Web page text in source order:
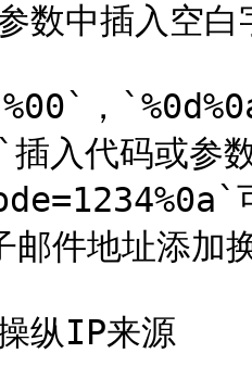
数中插入空白
，
入代码或参
邮件地址添加
纵IP来源